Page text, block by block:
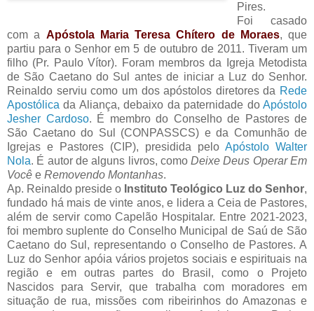
Pires.
Foi casado
com a Apóstola Maria Teresa Chítero de Moraes, que
partiu para o Senhor em 5 de outubro de 2011. Tiveram um
filho (Pr. Paulo Vítor). Foram membros da Igreja Metodista
de São Caetano do Sul antes de iniciar a Luz do Senhor.
Reinaldo serviu como um dos apóstolos diretores da Rede
Apostólica da Aliança, debaixo da paternidade do Apóstolo
Jesher Cardoso. É membro do Conselho de Pastores de
São Caetano do Sul (CONPASSCS) e da Comunhão de
Igrejas e Pastores (CIP), presidida pelo Apóstolo Walter
Nola. É autor de alguns livros, comoDeixe Deus Operar Em
Você e Removendo Montanhas.
Ap. Reinaldo preside o Instituto Teológico Luz do Senhor,
fundado há mais de vinte anos, e lidera a Ceia de Pastores,
além de servir como Capelão Hospitalar. Entre 2021-2023,
foi membro suplente do Conselho Municipal de Saú de São
Caetano do Sul, representando o Conselho de Pastores. A
Luz do Senhor apóia vários projetos sociais e espirituais na
região e em outras partes do Brasil, como o Projeto
Nascidos para Servir, que trabalha com moradores em
situação de rua, missões com ribeirinhos do Amazonas e